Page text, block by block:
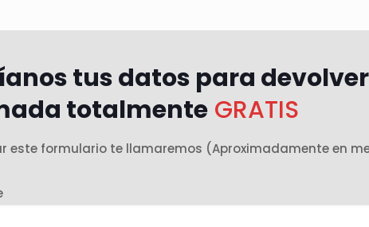
tus datos para
totalmente GRATIS
este formulario te llamaremos (Aproximadamente en